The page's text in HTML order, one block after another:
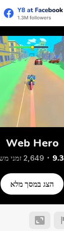
Web Hero
9.3 2,649 זמני משחק
הצג במסך מלא